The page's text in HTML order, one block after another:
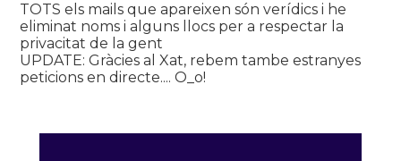
TOTS els mails que apareixen són verídics i he
eliminat noms i alguns llocs per a respectar la
privacitat de la gent
UPDATE: Gràcies al Xat, rebem tambe estranyes
peticions en directe.... O_o!